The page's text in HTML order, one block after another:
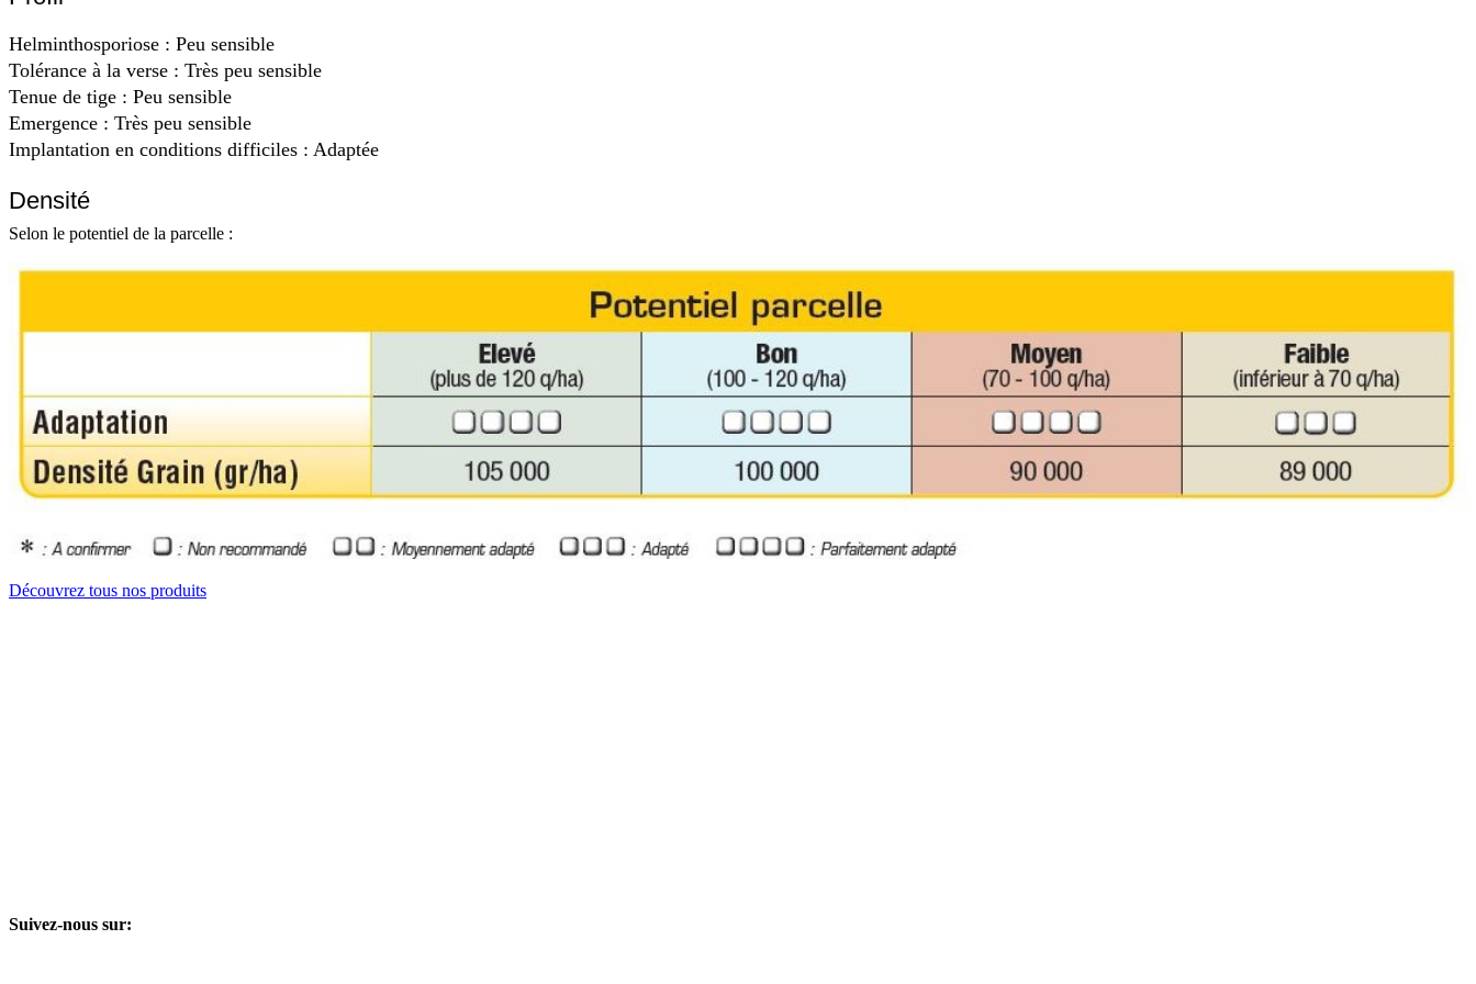
Helminthosporiose : Peu sensible
Tolérance à la verse : Très peu sensible
Tenue de tige : Peu sensible
Emergence : Très peu sensible
Implantation en conditions difficiles : Adaptée
Densité
Selon le potentiel de la parcelle :
Découvrez tous nos produits
Suivez-nous sur: